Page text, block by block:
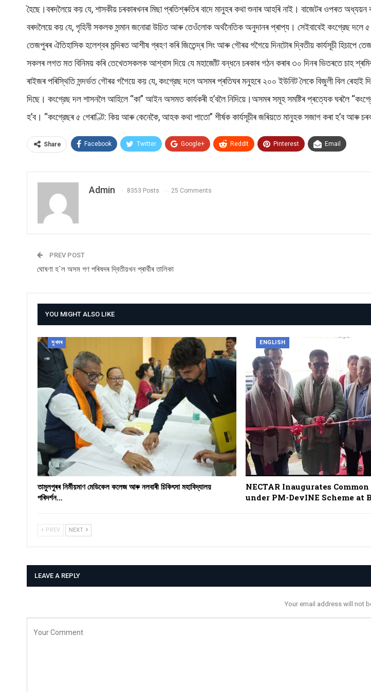
হৈছে।বৰদলৈয়ে কয় যে, শাসকীয় চৰকাৰখনৰ মিছা প্ৰতিশ্ৰুতিৰ বাদে মানুহৰ কথা শুনাৰ আহৰি নাই। বাজেটৰ ওপৰত
বৰদলৈয়ে কয় যে, গৃহিনী সকলক সন্মান জনোৱা উচিত আৰু তেওঁলোক অৰ্থনৈতিক অনুদানৰ প্ৰাপ্য। সেইবাবেই কংগ্রেছ দলে ৫
তেজপুৰৰ ঐতিহাসিক হলেশ্বৰ মন্দিৰত আশীষ গ্ৰহণ কৰি জিতেন্দ্ৰ সিং আৰু গৌৰৱ গগৈয়ে দিনটোৰ দ্বিতীয় কাৰ্যসূচী
সকলৰ লগত মত বিনিময় কৰি তেখেতসকলক আশ্বাস দিয়ে যে মহাজোঁট বন্ধনে চৰকাৰ গঠন কৰাৰ ৩০ দিনৰ ভিতৰতে চাহ
ৰাইজৰ পৰিস্থিতি সন্দৰ্ভত গৌৰৱ গগৈয়ে কয় যে, কংগ্রেছ দলে অসমৰ প্ৰতিঘৰ মনুহৰে ২০০ ইউনিট লৈকে বিজুলী বিল ৰেহাই
দিছে। কংগ্রেছ দল শাসনলৈ আহিলে “কা” আইন অসমত কাৰ্যকৰী হ’বলৈ নিদিয়ে।অসমৰ সমূহ সমষ্টিৰ প্ৰত্যেক ঘৰলৈ
হ’ব। “কংগ্রেছৰ ৫ গেৰাণ্টি: কিয় আৰু কেনেকৈ, আহক কথা পাতো” শীৰ্ষক কাৰ্যসূচীৰ জৰিয়তে মানুহক সজাগ কৰা হ’ব আৰু
Share Facebook Twitter Google+ ReddIt Pinterest Email
Admin 8353 Posts 25 Comments
PREV POST
ঘোষণা হ`ল অসম গণ পৰিষদৰ দ্বিতীয়খন প্ৰাৰ্থীৰ তালিকা
YOU MIGHT ALSO LIKE
সুখবৰ
তামুলপুৰৰ নিৰ্মীয়মাণ মেডিকেল কলেজ আৰু নলবাৰী চিকিৎসা মহাবিদ্যালয়
পৰিদৰ্শন…
ENGLISH
NECTAR Inaugurates
under PM-DevINE Scheme at
PREV NEXT
LEAVE A REPLY
Your email address will not